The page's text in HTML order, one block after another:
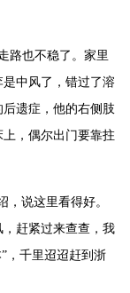
路也不稳了。家里
中风了，错过了溶
遗症，他的右侧肢
，偶尔出门要靠拄
，说这里看得好。
赶紧过来查查，我
，千里迢迢赶到浙